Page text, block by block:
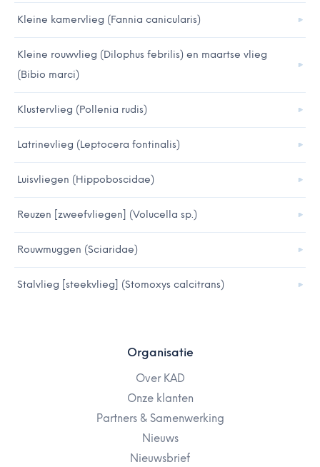
Kleine kamervlieg (Fannia canicularis)
Kleine rouwvlieg (Dilophus febrilis) en maartse vlieg
(Bibio marci)
Klustervlieg (Pollenia rudis)
Latrinevlieg (Leptocera fontinalis)
Luisvliegen (Hippoboscidae)
Reuzen [zweefvliegen] (Volucella sp.)
Rouwmuggen (Sciaridae)
Stalvlieg [steekvlieg] (Stomoxys calcitrans)
Organisatie
Over KAD
Onze klanten
Partners & Samenwerking
Nieuws
Nieuwsbrief